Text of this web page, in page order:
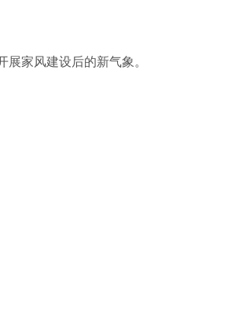
家风建设后的新气象。